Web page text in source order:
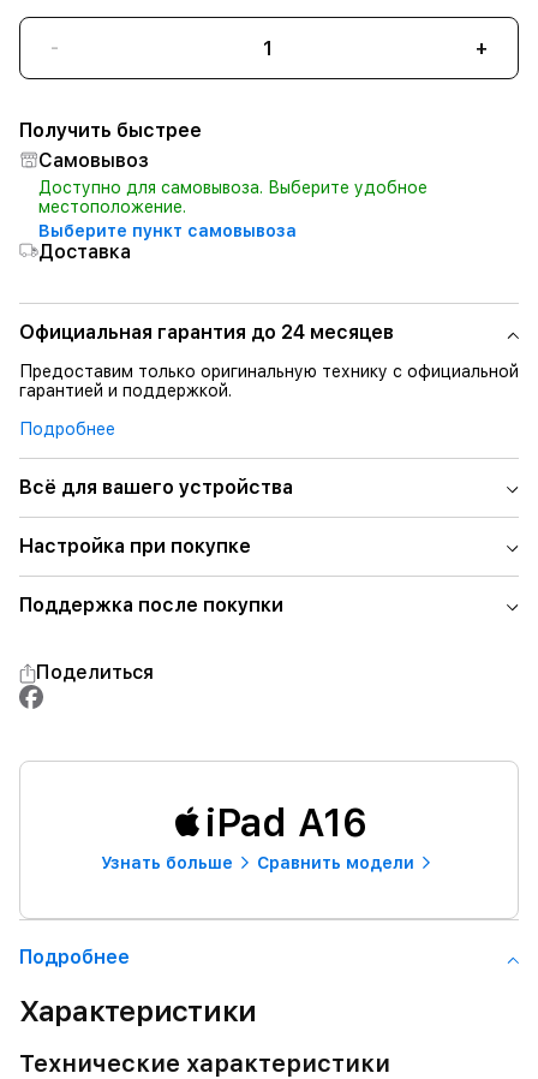
- +
Получить быстрее
Самовывоз
Доступно для самовывоза. Выберите удобное
местоположение.
Выберите пункт самовывоза
Доставка
Официальная гарантия до 24 месяцев
Предоставим только оригинальную технику с официальной
гарантией и поддержкой.
Подробнее
Всё для вашего устройства
Настройка при покупке
Поддержка после покупки
Поделиться
iPad A16
Узнать больше Сравнить модели
Подробнее
Характеристики
Технические характеристики